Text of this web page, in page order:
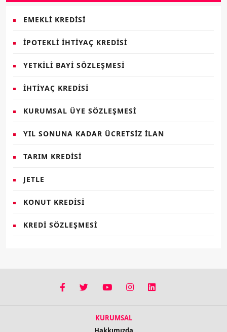
EMEKLI KREDISI
İPOTEKLI İHTIYAÇ KREDISI
YETKILI BAYI SÖZLEŞMESI
İHTIYAÇ KREDISI
KURUMSAL ÜYE SÖZLEŞMESI
YIL SONUNA KADAR ÜCRETSIZ İLAN
TARIM KREDISI
JETLE
KONUT KREDISI
KREDI SÖZLEŞMESI
KURUMSAL